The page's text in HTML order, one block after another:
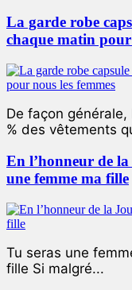
La garde robe
chaque matin pour
De façon
% des vêtements
En l’honneur de
une femme ma fille
Tu seras une
fille Si malgré...